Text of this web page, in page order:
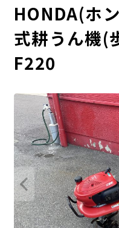
HONDA(ホ
式耕うん機(
F220